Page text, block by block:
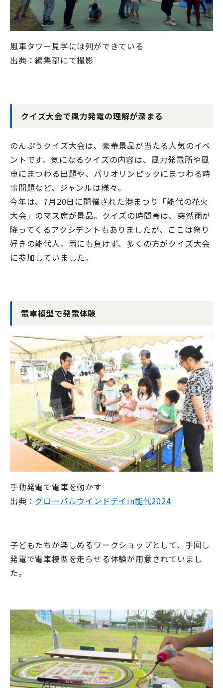
風車タワー見学には列ができている
出典：編集部にて撮影
クイズ大会で風力発電の理解が深まる
のんぷうクイズ大会は、豪華景品が当たる人気のイベ
ントです。気になるクイズの内容は、風力発電所や風
車にまつわる出題や、パリオリンピックにまつわる時
事問題など、ジャンルは様々。
今年は、 7月20日に開催された港まつり「能代の花火
大会」のマス席が景品。クイズの時間帯は、突然雨が
降ってくるアクシデントもありましたが、ここは祭り
好きの能代人。雨にも負けず、多くの方がクイズ大会
に参加していました。
電車模型で発電体験
手動発電で電車を動かす
出典： グローバルウインドデイin能代2024
子どもたちが楽しめるワークショップとして、手回し
発電で電車模型を走らせる体験が用意されていまし
た。